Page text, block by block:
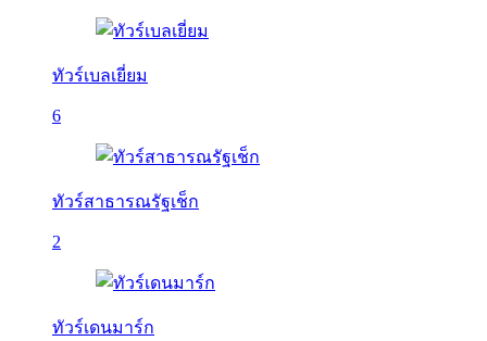
ทัวร์เบลเยี่ยม
6
ทัวร์สาธารณรัฐเช็ก
2
ทัวร์เดนมาร์ก